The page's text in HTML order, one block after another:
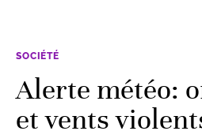
SOCIÉTÉ
Alerte météo:
et vents